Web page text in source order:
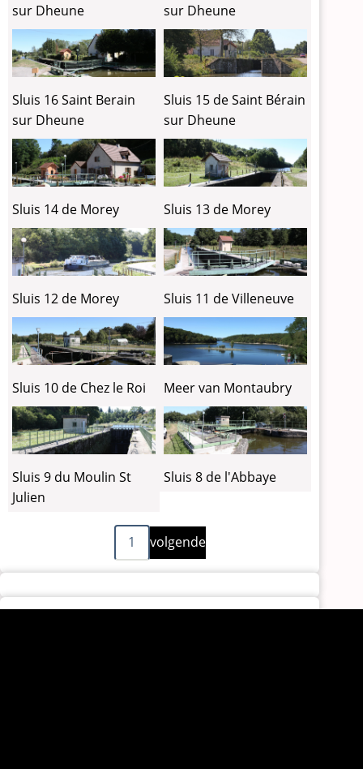
sur Dheune
sur Dheune
Sluis 16 Saint Berain
sur Dheune
Sluis 15 de Saint Bérain
sur Dheune
Sluis 14 de Morey Sluis 13 de Morey
Sluis 12 de Morey Sluis 11 de Villeneuve
Sluis 10 de Chez le Roi Meer van Montaubry
Sluis 9 du Moulin St
Julien
Sluis 8 de l'Abbaye
1
Volgende
pagina
volgende